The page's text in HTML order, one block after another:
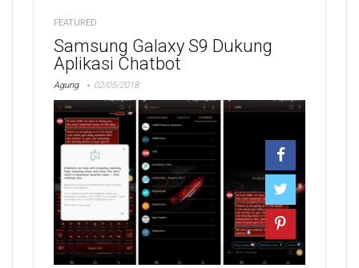
FEATURED
Samsung Galaxy S9 Dukung
Aplikasi Chatbot
Agung 02/05/2018